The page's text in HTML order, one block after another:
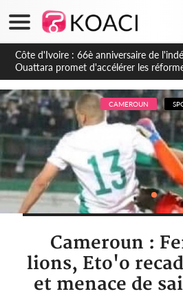
Côte d'Ivoire : À Abidjan, Amadou
ivoirien et veut s'en inspirer pour
de la Guinée
CAMEROUN
Cameroun :
lions, Eto'o
et menace de